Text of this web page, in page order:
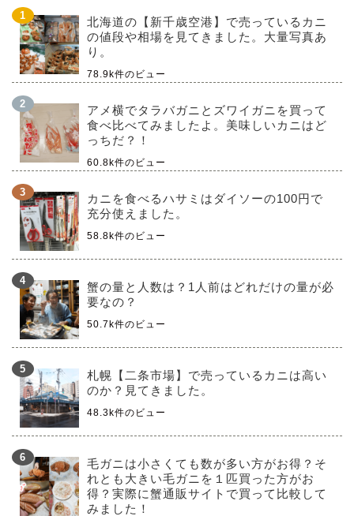
北海道の【新千歳空港】で売っているカニ
の値段や相場を見てきました。大量写真あ
り。
78.9k件のビュー
アメ横でタラバガニとズワイガニを買って
食べ比べてみましたよ。美味しいカニはど
っちだ？！
60.8k件のビュー
カニを食べるハサミはダイソーの100円で
充分使えました。
58.8k件のビュー
蟹の量と人数は？1人前はどれだけの量が必
要なの？
50.7k件のビュー
札幌【二条市場】で売っているカニは高い
のか？見てきました。
48.3k件のビュー
毛ガニは小さくても数が多い方がお得？そ
れとも大きい毛ガニを１匹買った方がお
得？実際に蟹通販サイトで買って比較して
みました！